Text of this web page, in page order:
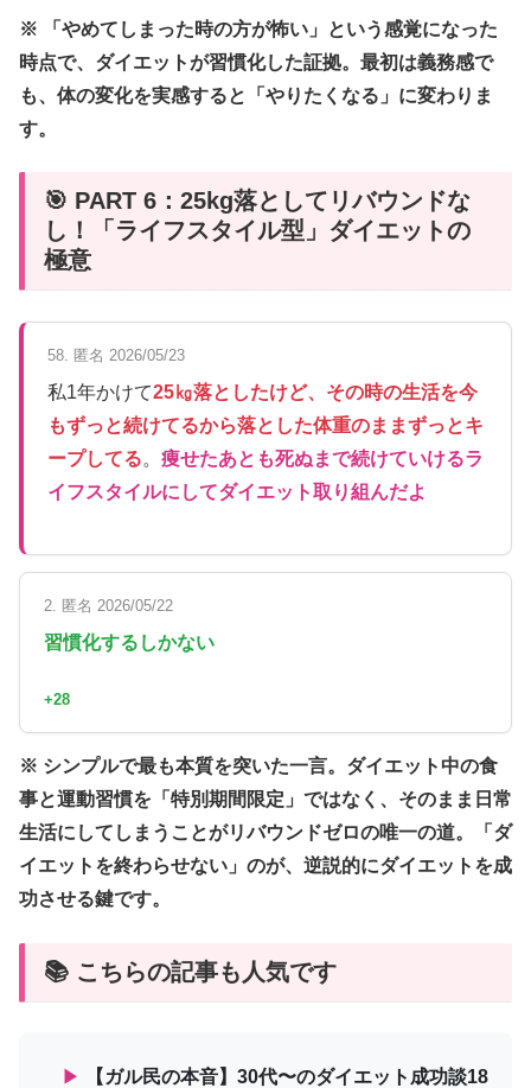
※ 「やめてしまった時の方が怖い」という感覚になった
時点で、ダイエットが習慣化した証拠。最初は義務感で
も、体の変化を実感すると「やりたくなる」に変わりま
す。
🎯 PART 6：25kg落としてリバウンドな
し！「ライフスタイル型」ダイエットの
極意
58. 匿名 2026/05/23
私1年かけて25㎏落としたけど、その時の生活を今
もずっと続けてるから落とした体重のままずっとキ
ープしてる。 痩せたあとも死ぬまで続けていけるラ
イフスタイルにしてダイエット取り組んだよ
2. 匿名 2026/05/22
習慣化するしかない
+28
※ シンプルで最も本質を突いた一言。ダイエット中の食
事と運動習慣を「特別期間限定」ではなく、そのまま日常
生活にしてしまうことがリバウンドゼロの唯一の道。「ダ
イエットを終わらせない」のが、逆説的にダイエットを成
功させる鍵です。
📚 こちらの記事も人気です
▶
【ガル民の本音】30代〜のダイエット成功談18